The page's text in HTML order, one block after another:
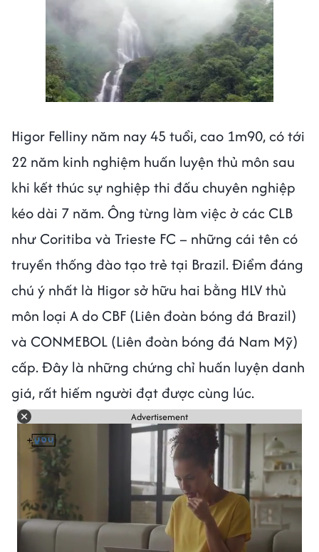
Next video in 1 Cancel
Higor Felliny năm nay 45 tuổi, cao 1m90, có tới
22 năm kinh nghiệm huấn luyện thủ môn sau
khi kết thúc sự nghiệp thi đấu chuyên nghiệp
kéo dài 7 năm. Ông từng làm việc ở các CLB
như Coritiba và Trieste FC – những cái tên có
truyền thống đào tạo trẻ tại Brazil. Điểm đáng
chú ý nhất là Higor sở hữu hai bằng HLV thủ
môn loại A do CBF (Liên đoàn bóng đá Brazil)
và CONMEBOL (Liên đoàn bóng đá Nam Mỹ)
cấp. Đây là những chứng chỉ huấn luyện danh
giá, rất hiếm người đạt được cùng lúc.
Advertisement